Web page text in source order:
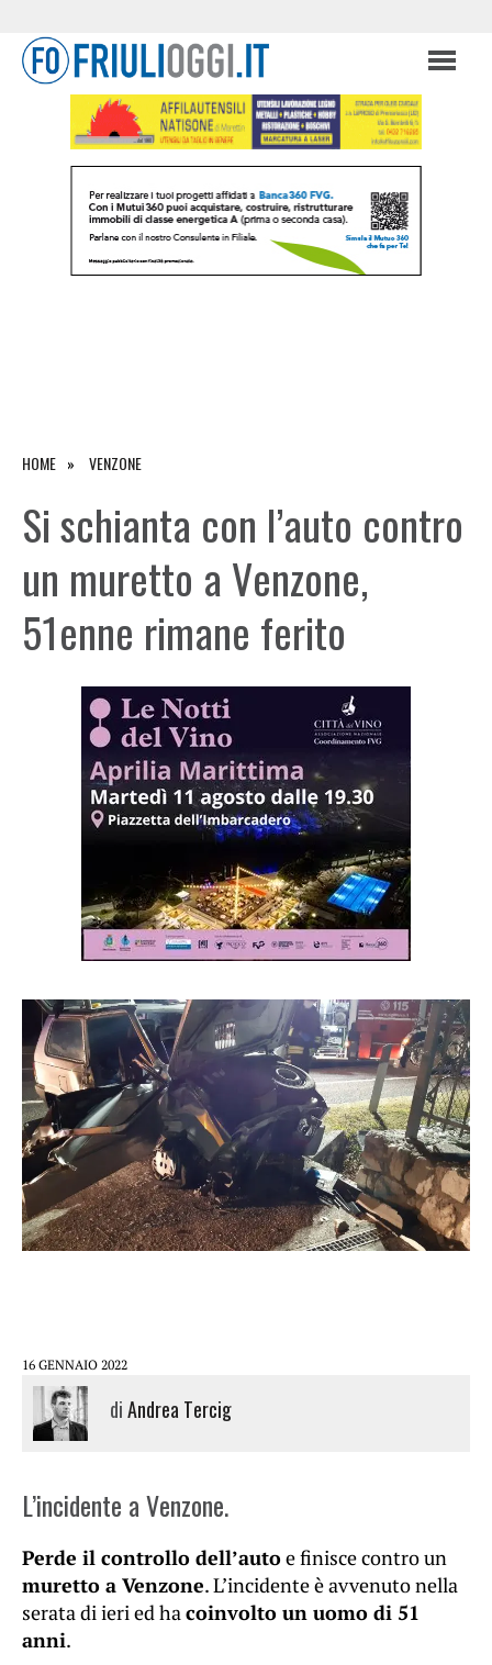
HOME VENZONE
Si schianta con l’auto contro
un muretto a Venzone,
51enne rimane ferito
16 GENNAIO 2022
diAndrea Tercig
L’incidente a Venzone.
Perde il controllo dell’autoe finisce contro un
muretto a Venzone. L’incidente è avvenuto nella
serata di ieri ed hacoinvolto un uomo di 51
anni.